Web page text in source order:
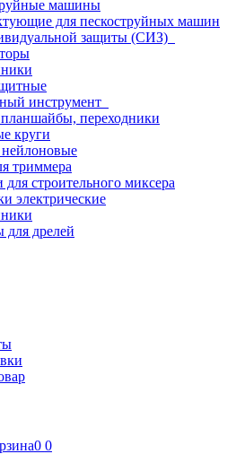
машины
для пескоструйных машин
защиты (СИЗ)
инструмент
переходники
круги
триммера
строительного миксера
электрические
для дрелей
0 0